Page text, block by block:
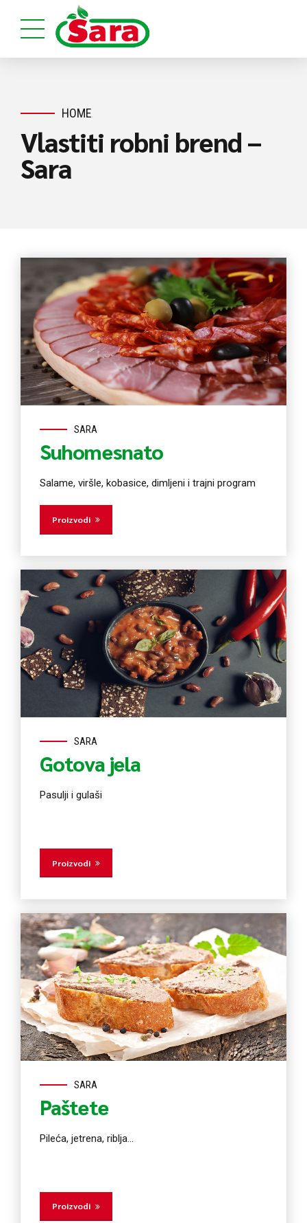
HOME
Vlastiti robni brend –
Sara
SARA
Suhomesnato
Salame, viršle, kobasice, dimljeni i trajni program
Proizvodi
SARA
Gotova jela
Pasulji i gulaši
Proizvodi
SARA
Paštete
Pileća, jetrena, riblja...
Proizvodi